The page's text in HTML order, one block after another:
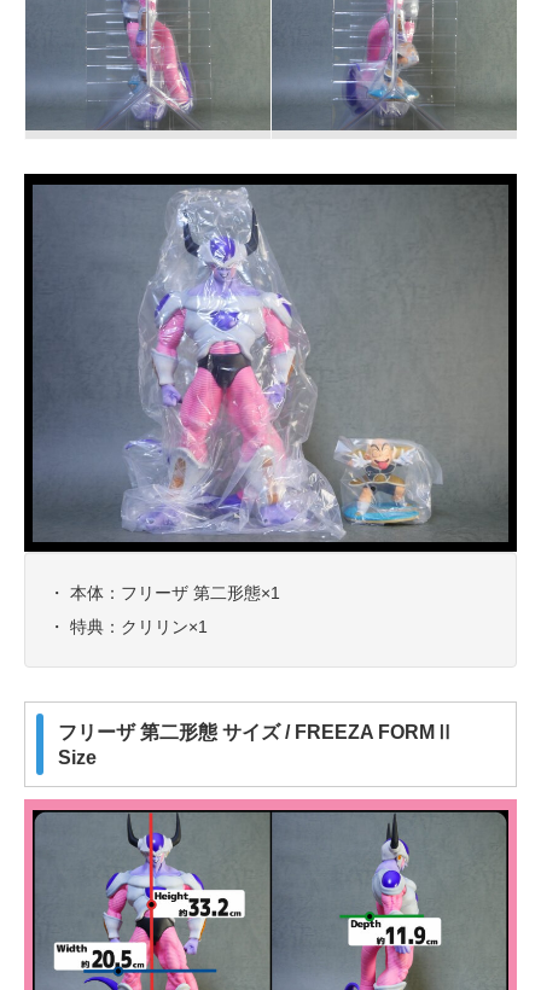
・ 本体：フリーザ 第二形態×1
・ 特典：クリリン×1
フリーザ 第二形態 サイズ / FREEZA FORMⅡ
Size